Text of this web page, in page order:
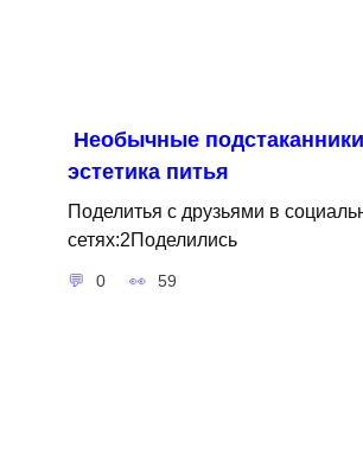
Необычные
эстетика питья
Поделитья с друзьями в
сетях:2Поделились
0 59